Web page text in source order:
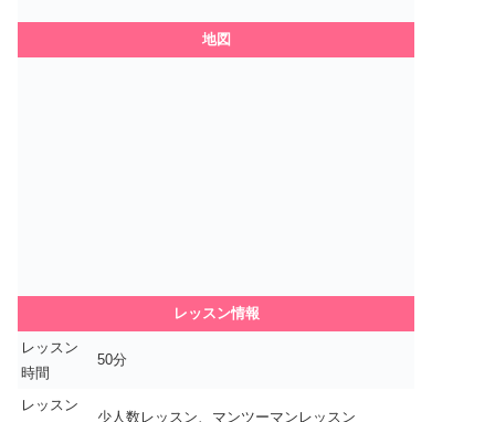
地図
レッスン情報
レッスン
時間
50分
レッスン
少人数レッスン、マンツーマンレッスン